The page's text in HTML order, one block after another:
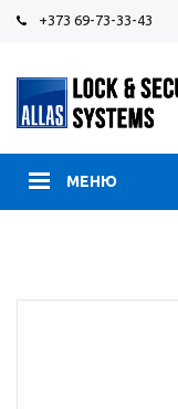
+373 69-73-33-43
МЕНЮ